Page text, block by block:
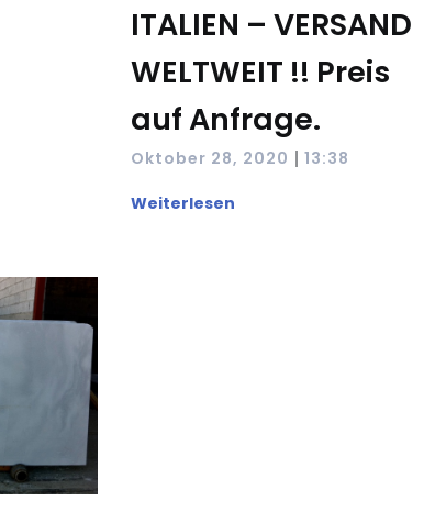
ITALIEN – VERSAND
WELTWEIT !! Preis
auf Anfrage.
Oktober 28, 2020 | 13:38
Weiterlesen